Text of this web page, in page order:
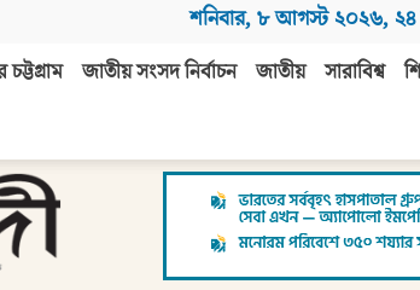
শনিবার, ৮ আগস্ট ২০২৬, ২৪
চট্টগ্রাম জাতীয় সংসদ নির্বাচন জাতীয় সারাবিশ্ব